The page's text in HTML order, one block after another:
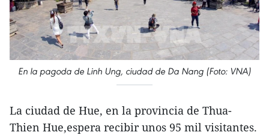
En la pagoda de Linh Ung, ciudad de Da Nang (Foto: VNA)
La ciudad de Hue, en la provincia de Thua-
Thien Hue,espera recibir unos 95 mil visitantes.